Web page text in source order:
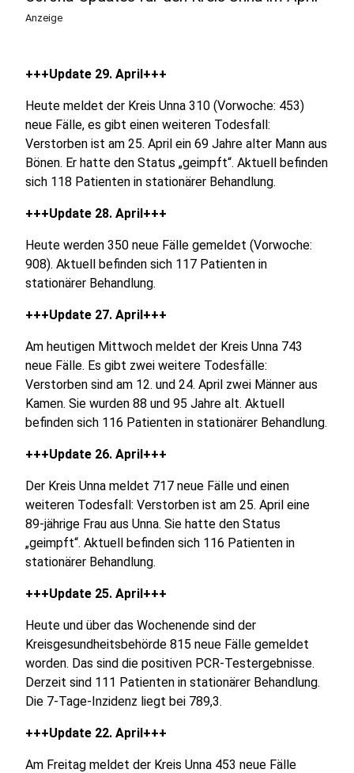
Anzeige
+++Update 29. April+++
Heute meldet der Kreis Unna 310 (Vorwoche: 453)
neue Fälle, es gibt einen weiteren Todesfall:
Verstorben ist am 25. April ein 69 Jahre alter Mann aus
Bönen. Er hatte den Status „geimpft“. Aktuell befinden
sich 118 Patienten in stationärer Behandlung.
+++Update 28. April+++
Heute werden 350 neue Fälle gemeldet (Vorwoche:
908). Aktuell befinden sich 117 Patienten in
stationärer Behandlung.
+++Update 27. April+++
Am heutigen Mittwoch meldet der Kreis Unna 743
neue Fälle. Es gibt zwei weitere Todesfälle:
Verstorben sind am 12. und 24. April zwei Männer aus
Kamen. Sie wurden 88 und 95 Jahre alt. Aktuell
befinden sich 116 Patienten in stationärer Behandlung.
+++Update 26. April+++
Der Kreis Unna meldet 717 neue Fälle und einen
weiteren Todesfall: Verstorben ist am 25. April eine
89-jährige Frau aus Unna. Sie hatte den Status
„geimpft“. Aktuell befinden sich 116 Patienten in
stationärer Behandlung.
+++Update 25. April+++
Heute und über das Wochenende sind der
Kreisgesundheitsbehörde 815 neue Fälle gemeldet
worden. Das sind die positiven PCR-Testergebnisse.
Derzeit sind 111 Patienten in stationärer Behandlung.
Die 7-Tage-Inzidenz liegt bei 789,3.
+++Update 22. April+++
Am Freitag meldet der Kreis Unna 453 neue Fälle